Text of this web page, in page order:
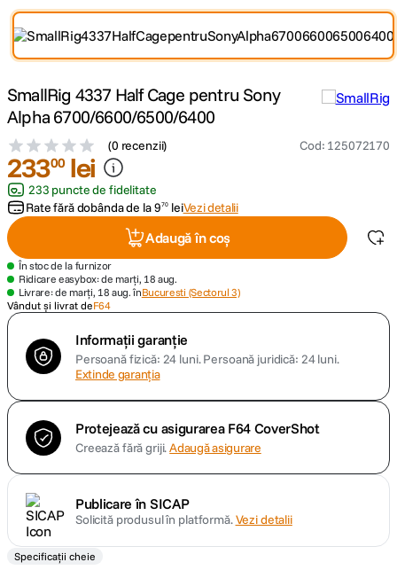
4. peak design
canon sx740 hs
6. lavaliera
7. card memorie
dji mic mini
9. dji osmo
insta 360
SmallRig 4337 Half Cage pentru Sony
Alpha 6700/6600/6500/6400
(0 recenzii) Cod: 125072170
23300 lei
233 puncte de fidelitate
Rate fără dobânda de la970 leiVezi detalii
Adaugă în coș
În stoc de la furnizor
Ridicare easybox: de marți, 18 aug.
Livrare: de marți, 18 aug. înBucuresti (Sectorul 3)
Vândut și livrat deF64
Informații garanție
Persoană fizică: 24 luni.Persoană juridică: 24 luni.
Extinde garanția
Protejează cu asigurarea F64 CoverShot
Creează fără griji.Adaugă asigurare
Publicare în SICAP
Solicită produsul în platformă.Vezi detalii
Specificații cheie